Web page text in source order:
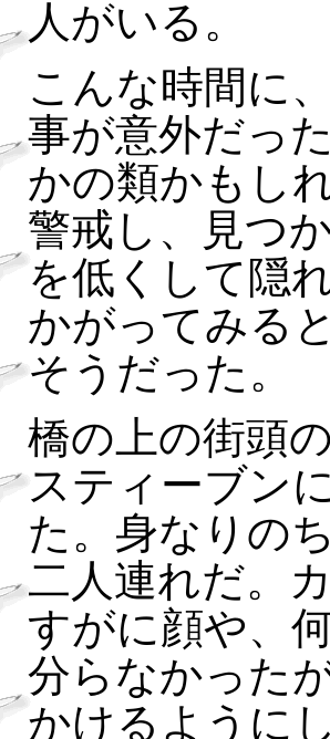
人がいる。
こんな時間に
事が意外だっ
かの類かもし
警戒し、見つ
を低くして隠
かがってみる
そうだった。
橋の上の街頭
スティーブン
た。身なりの
二人連れだ。
すがに顔や、
分らなかった
かけるように